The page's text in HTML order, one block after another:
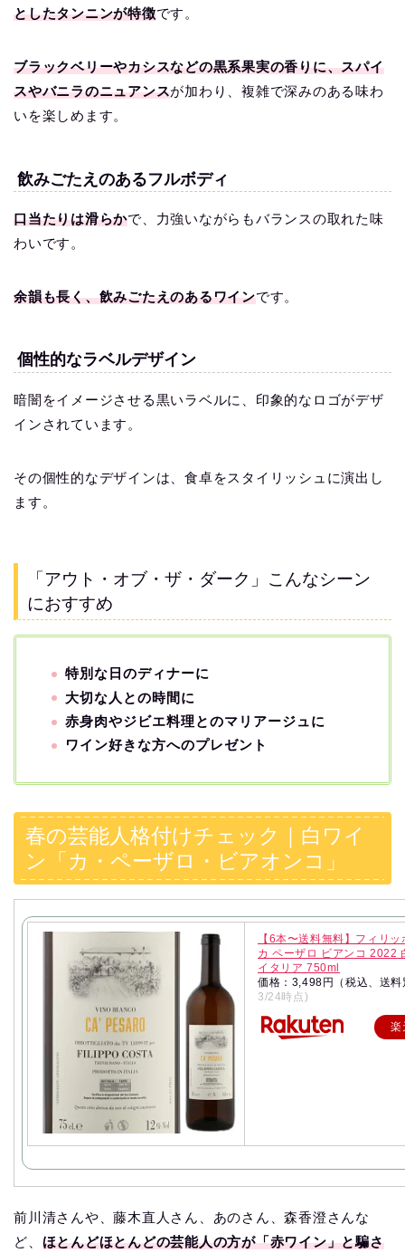
としたタンニンが特徴です。
ブラックベリーやカシスなどの黒系果実の香りに、スパイ
スやバニラのニュアンスが加わり、複雑で深みのある味わ
いを楽しめます。
飲みごたえのあるフルボディ
口当たりは滑らかで、力強いながらもバランスの取れた味
わいです。
余韻も長く、飲みごたえのあるワインです。
個性的なラベルデザイン
暗闇をイメージさせる黒いラベルに、印象的なロゴがデザ
インされています。
その個性的なデザインは、食卓をスタイリッシュに演出し
ます。
「アウト・オブ・ザ・ダーク」こんなシーン
におすすめ
特別な日のディナーに
大切な人との時間に
赤身肉やジビエ料理とのマリアージュに
ワイン好きな方へのプレゼント
春の芸能人格付けチェック｜白ワイ
ン「カ・ペーザロ・ビアオンコ」
【6本〜送料無料】フィリ
カ ペーザロ ビアンコ 2022
イタリア 750ml
価格：3,498円（税込、送
3/24時点)
楽
前川清さんや、藤木直人さん、あのさん、森香澄さんな
ど、 ほとんどほとんどの芸能人の方が「赤ワイン」と騙さ